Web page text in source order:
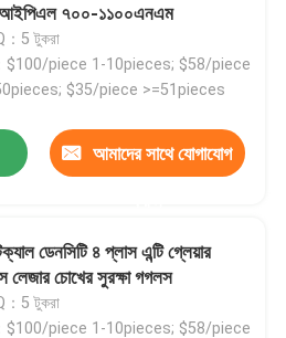
৭০০-১১০০এনএম
：5 টুকরা
$100/piece 1-10pieces; $58/piece
$35/piece >=51pieces
আমাদের সাথে যোগাযোগ
ডেনসিটি ৪ প্লাস এন্টি গ্লেয়ার
লেজার চোখের সুরক্ষা গগলস
：5 টুকরা
$100/piece 1-10pieces; $58/piece